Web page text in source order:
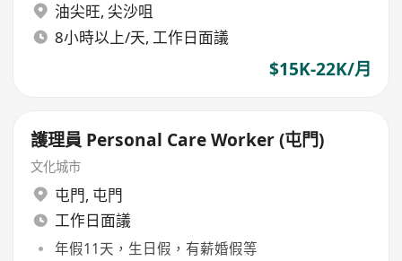
油尖旺, 尖沙咀
8小時以上/天, 工作日面議
$15K-22K/月
護理員 Personal Care Worker (屯門)
文化城市
屯門, 屯門
工作日面議
年假11天，生日假，有薪婚假等